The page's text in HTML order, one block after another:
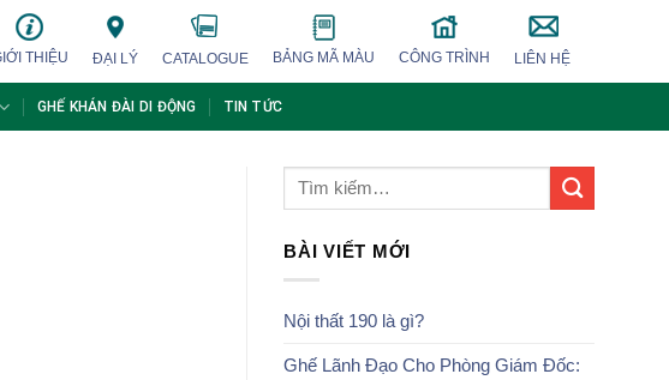
THIỆU ĐẠI LÝ CATALOGUE BẢNG MÃ MÀU CÔNG TRÌNH LIÊN HỆ
GHẾ KHÁN ĐÀI DI ĐỘNG TIN TỨC
BÀI VIẾT MỚI
Nội thất 190 là gì?
Ghế Lãnh Đạo Cho Phòng Giám Đốc: